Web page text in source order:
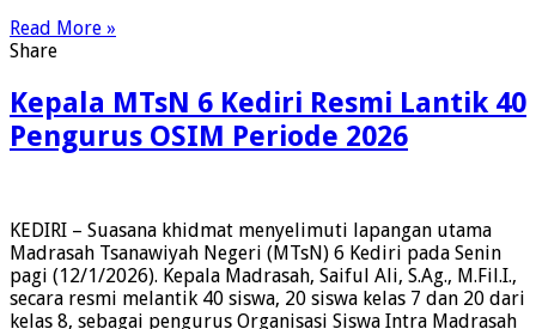
Read More »
Share
Kepala MTsN 6 Kediri Resmi Lantik 40
Pengurus OSIM Periode 2026
KEDIRI – Suasana khidmat menyelimuti lapangan utama
Madrasah Tsanawiyah Negeri (MTsN) 6 Kediri pada Senin
pagi (12/1/2026). Kepala Madrasah, Saiful Ali, S.Ag., M.Fil.I.,
secara resmi melantik 40 siswa, 20 siswa kelas 7 dan 20 dari
kelas 8, sebagai pengurus Organisasi Siswa Intra Madrasah